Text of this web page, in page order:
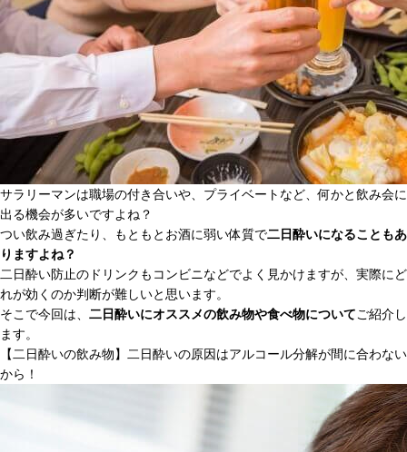
サラリーマンは職場の付き合いや、プライベートなど、何かと飲み会に
出る機会が多いですよね？
つい飲み過ぎたり、もともとお酒に弱い体質で二日酔いになることもあ
りますよね？
二日酔い防止のドリンクもコンビニなどでよく見かけますが、実際にど
れが効くのか判断が難しいと思います。
そこで今回は、 二日酔いにオススメの飲み物や食べ物についてご紹介し
ます。
【二日酔いの飲み物】二日酔いの原因はアルコール分解が間に合わない
から！